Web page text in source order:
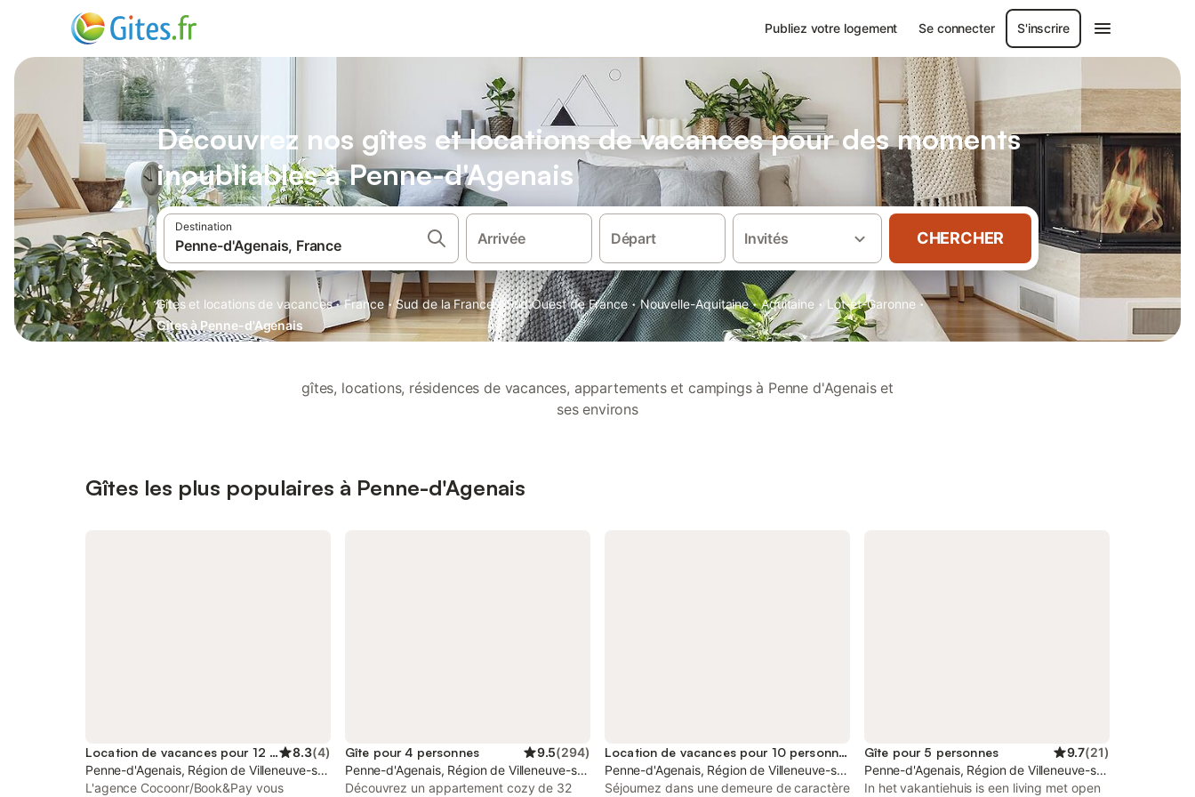
Publiez votre logement Se connecter S'inscrire
Découvrez nos gîtes et locations de vacances pour des moments
inoubliables à Penne-d'Agenais
Destination
Arrivée Départ Invités CHERCHER
Gîtes et locations de vacances · France · Sud de la France · Sud Ouest de France · Nouvelle-Aquitaine · Aquitaine · Lot-et-Garonne ·
Gîtes à Penne-d'Agenais
gîtes, locations, résidences de vacances, appartements et campings à Penne d'Agenais et
ses environs
Gîtes les plus populaires à Penne-d'Agenais
Location de vacances pour 12 personnes 8.3(4)
Penne-d'Agenais, Région de Villeneuve-sur-Lot
L'agence Cocoonr/Book&Pay vous
Gîte pour 4 personnes 9.5(294)
Penne-d'Agenais, Région de Villeneuve-sur-Lot
Découvrez un appartement cozy de 32
Location de vacances pour 10 personnes
Penne-d'Agenais, Région de Villeneuve-sur-Lot
Séjournez dans une demeure de caractère
Gîte pour 5 personnes 9.7(21)
Penne-d'Agenais, Région de Villeneuve-sur-Lot
In het vakantiehuis is een living met open